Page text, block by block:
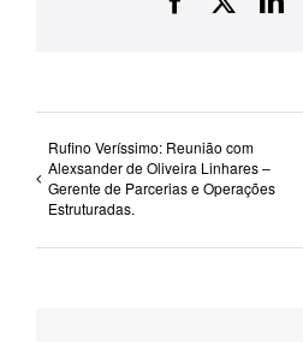
Rufino Veríssimo: Reunião com
Alexsander de Oliveira Linhares –
Gerente de Parcerias e Operações
Estruturadas.